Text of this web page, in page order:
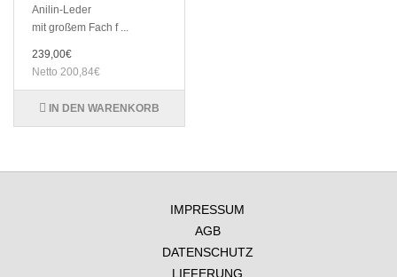
Anilin-Leder
mit großem Fach f ...
239,00€
Netto 200,84€
IN DEN WARENKORB
IMPRESSUM
AGB
DATENSCHUTZ
LIEFERUNG